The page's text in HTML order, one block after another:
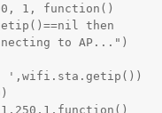
1, function()